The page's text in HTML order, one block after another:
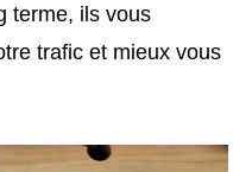
terme, ils vous
trafic et mieux vous